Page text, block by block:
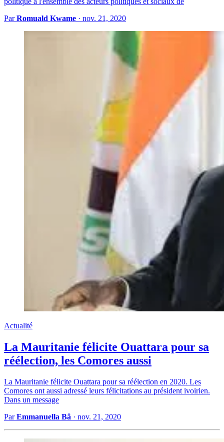
ParRomuald Kwame · nov. 21, 2020
Actualité
La Mauritanie félicite Ouattara pour sa
réélection, les Comores aussi
La Mauritanie félicite Ouattara pour sa réélection en 2020. Les
Comores ont aussi adressé leurs félicitations au président ivoirien.
Dans un message
ParEmmanuella Bâ · nov. 21, 2020